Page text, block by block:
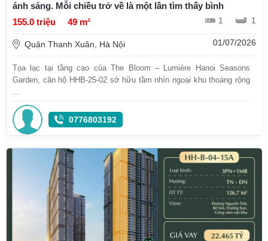
ánh sáng. Mỗi chiều trở về là một lần tìm thấy bình
155.0 triệu
49 m² 1 1
Quận Thanh Xuân, Hà Nội 01/07/2026
Tọa lạc tại tầng cao của The Bloom – Lumière Hanoi Seasons
Garden, căn hộ HHB-25-02 sở hữu tầm nhìn ngoại khu thoáng rộng
...
0776803192